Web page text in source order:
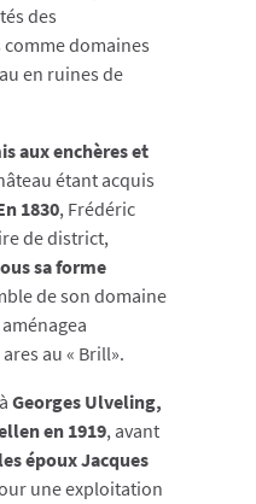
des
domaines
en ruines de
aux enchères et
étant acquis
1830, Frédéric
de district,
sa forme
de son domaine
au « Brill».
Georges Ulveling,
en 1919, avant
époux Jacques
une exploitation